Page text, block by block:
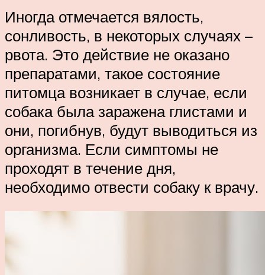
Иногда отмечается вялость,
сонливость, в некоторых случаях –
рвота. Это действие не оказано
препаратами, такое состояние
питомца возникает в случае, если
собака была заражена глистами и
они, погибнув, будут выводиться из
организма. Если симптомы не
проходят в течение дня,
необходимо отвести собаку к врачу.